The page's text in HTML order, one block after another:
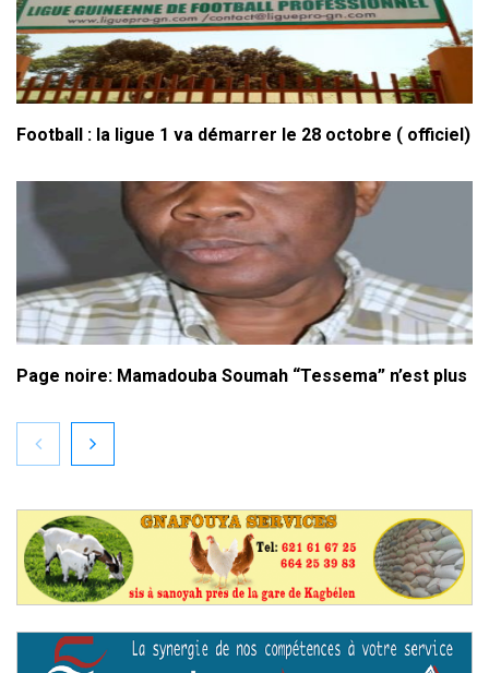
Football : la ligue 1 va démarrer le 28 octobre ( officiel)
Page noire: Mamadouba Soumah “Tessema” n’est plus